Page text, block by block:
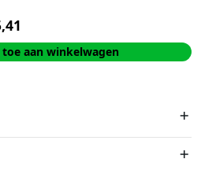
aan winkelwagen
Vóór 16:00 besteld =